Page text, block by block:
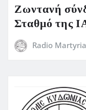
Ζωντανή
Σταθμό της
Radio Martyria